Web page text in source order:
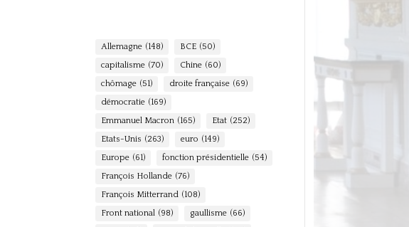
Allemagne (148) BCE (50)
capitalisme (70) Chine (60)
chômage (51) droite française (69)
démocratie (169)
Emmanuel Macron (165) Etat (252)
Etats-Unis (263) euro (149)
Europe (61) fonction présidentielle (54)
François Hollande (76)
François Mitterrand (108)
Front national (98) gaullisme (66)